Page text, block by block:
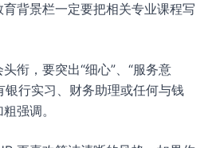
背景栏一定要把相关专业课程写
衔，要突出“细心”、“服务意
银行实习、财务助理或任何与钱
强调。